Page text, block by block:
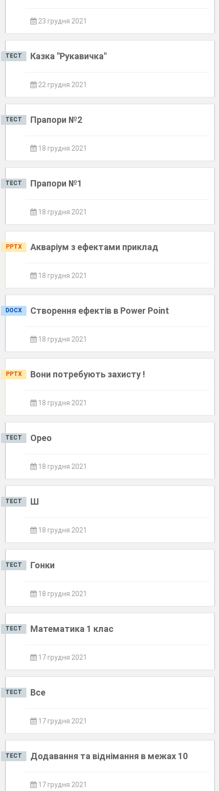
23 грудня 2021
ТЕСТ Казка "Рукавичка"
22 грудня 2021
ТЕСТ Прапори №2
18 грудня 2021
ТЕСТ Прапори №1
18 грудня 2021
PPTX Акваріум з ефектами приклад
18 грудня 2021
DOCX Створення ефектів в Power Point
18 грудня 2021
PPTX Вони потребують захисту !
18 грудня 2021
ТЕСТ Орео
18 грудня 2021
ТЕСТ Ш
18 грудня 2021
ТЕСТ Гонки
18 грудня 2021
ТЕСТ Математика 1 клас
17 грудня 2021
ТЕСТ Все
17 грудня 2021
ТЕСТ Додавання та віднімання в межах 10
17 грудня 2021